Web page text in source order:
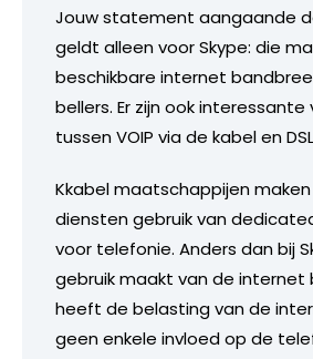
Jouw statement aangaande
geldt alleen voor Skype: die
beschikbare internet
bellers. Er zijn ook interessante
tussen VOIP via de kabel en
Kkabel maatschappijen
diensten gebruik van
voor telefonie. Anders dan bij
gebruik maakt van de
heeft de belasting van de
geen enkele invloed op de